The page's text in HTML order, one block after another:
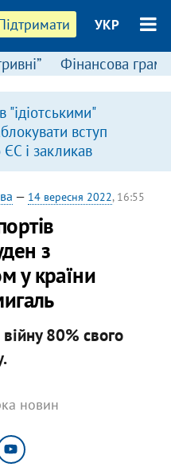
УКР
Фінансова
"ідіотськими"
вступ
і закликав
— 14 вересня 2022, 16:55
з
у країни
80% свого
новин